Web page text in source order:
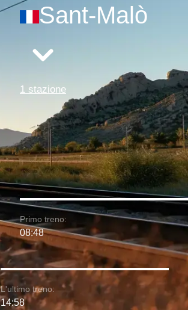
Sant-Malò
1 stazione
Primo treno:
08:48
L'ultimo treno:
14:58